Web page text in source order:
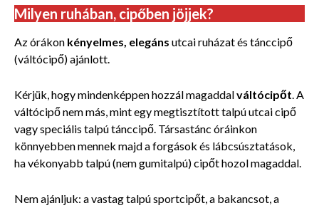
Milyen ruhában, cipőben jöjjek?
Az órákon kényelmes, elegáns utcai ruházat és tánccipő
(váltócipő) ajánlott.
Kérjük, hogy mindenképpen hozzál magaddalváltócipőt. A
váltócipő nem más, mint egy megtisztított talpú utcai cipő
vagy speciális talpú tánccipő. Társastánc óráinkon
könnyebben mennek majd a forgások és lábcsúsztatások,
ha vékonyabb talpú (nem gumitalpú) cipőt hozol magaddal.
Nem ajánljuk: a vastag talpú sportcipőt, a bakancsot, a